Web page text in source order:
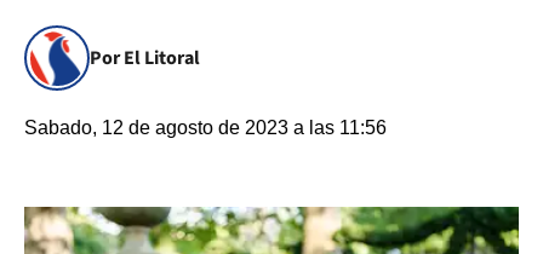
Por El Litoral
Sabado, 12 de agosto de 2023 a las 11:56